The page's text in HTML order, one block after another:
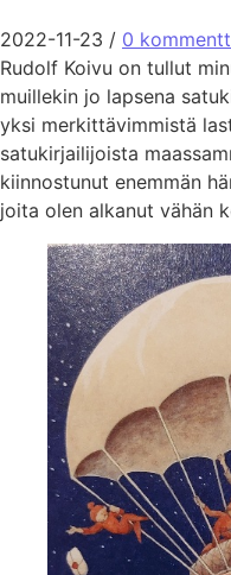
2022-11-23 / 0
Rudolf Koivu on tullut
muillekin jo lapsena
yksi merkittävimmistä
satukirjailijoista
kiinnostunut enemmän
joita olen alkanut vähän